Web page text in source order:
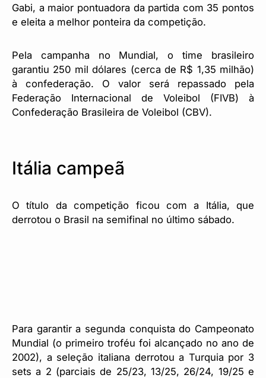
Gabi, a maior pontuadora da partida com 35 pontos
e eleita a melhor ponteira da competição.
Pela campanha no Mundial, o time brasileiro
garantiu 250 mil dólares (cerca de R$ 1,35 milhão)
à confederação. O valor será repassado pela
Federação Internacional de Voleibol (FIVB) à
Confederação Brasileira de Voleibol (CBV).
Itália campeã
O título da competição ficou com a Itália, que
derrotou o Brasil na semifinal no último sábado.
Para garantir a segunda conquista do Campeonato
Mundial (o primeiro troféu foi alcançado no ano de
2002), a seleção italiana derrotou a Turquia por 3
sets a 2 (parciais de 25/23, 13/25, 26/24, 19/25 e